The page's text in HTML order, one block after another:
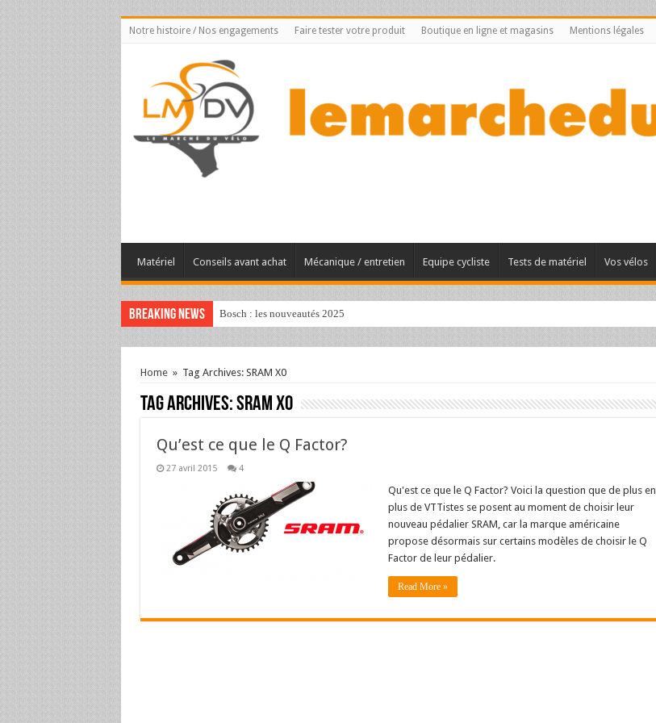
Notre histoire / Nos engagements Faire tester votre produit Boutique en ligne et magasins Mentions légales
Matériel Conseils avant achat Mécanique / entretien Equipe cycliste Tests de matériel Vos vélos
Breaking News Bosch : les nouveautés 2025
Home » Tag Archives: SRAM X0
Tag Archives:SRAM X0
Qu’est ce que le Q Factor?
27 avril 2015 4
Qu'est ce que le Q Factor? Voici la question que de plus en
plus de VTTistes se posent au moment de choisir leur
nouveau pédalier SRAM, car la marque américaine
propose désormais sur certains modèles de choisir le Q
Factor de leur pédalier.
Read More »